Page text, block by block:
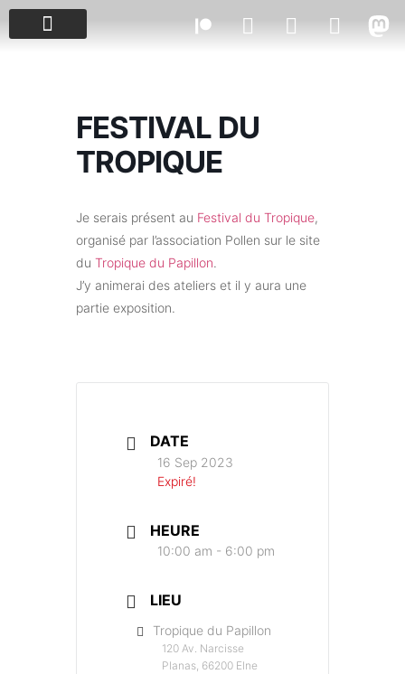
FESTIVAL DU
TROPIQUE
Je serais présent au Festival du Tropique,
organisé par l’association Pollen sur le site
du Tropique du Papillon.
J’y animerai des ateliers et il y aura une
partie exposition.
DATE
16 Sep 2023
Expiré!
HEURE
10:00 am - 6:00 pm
LIEU
Tropique du Papillon
120 Av. Narcisse
Planas, 66200 Elne